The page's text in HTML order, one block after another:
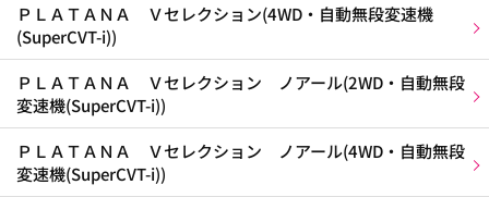
ＰＬＡＴＡＮＡ Ｖセレクション(4WD・自動無段変速機
(SuperCVT-i))
ＰＬＡＴＡＮＡ Ｖセレクション ノアール(2WD・自動無段
変速機(SuperCVT-i))
ＰＬＡＴＡＮＡ Ｖセレクション ノアール(4WD・自動無段
変速機(SuperCVT-i))